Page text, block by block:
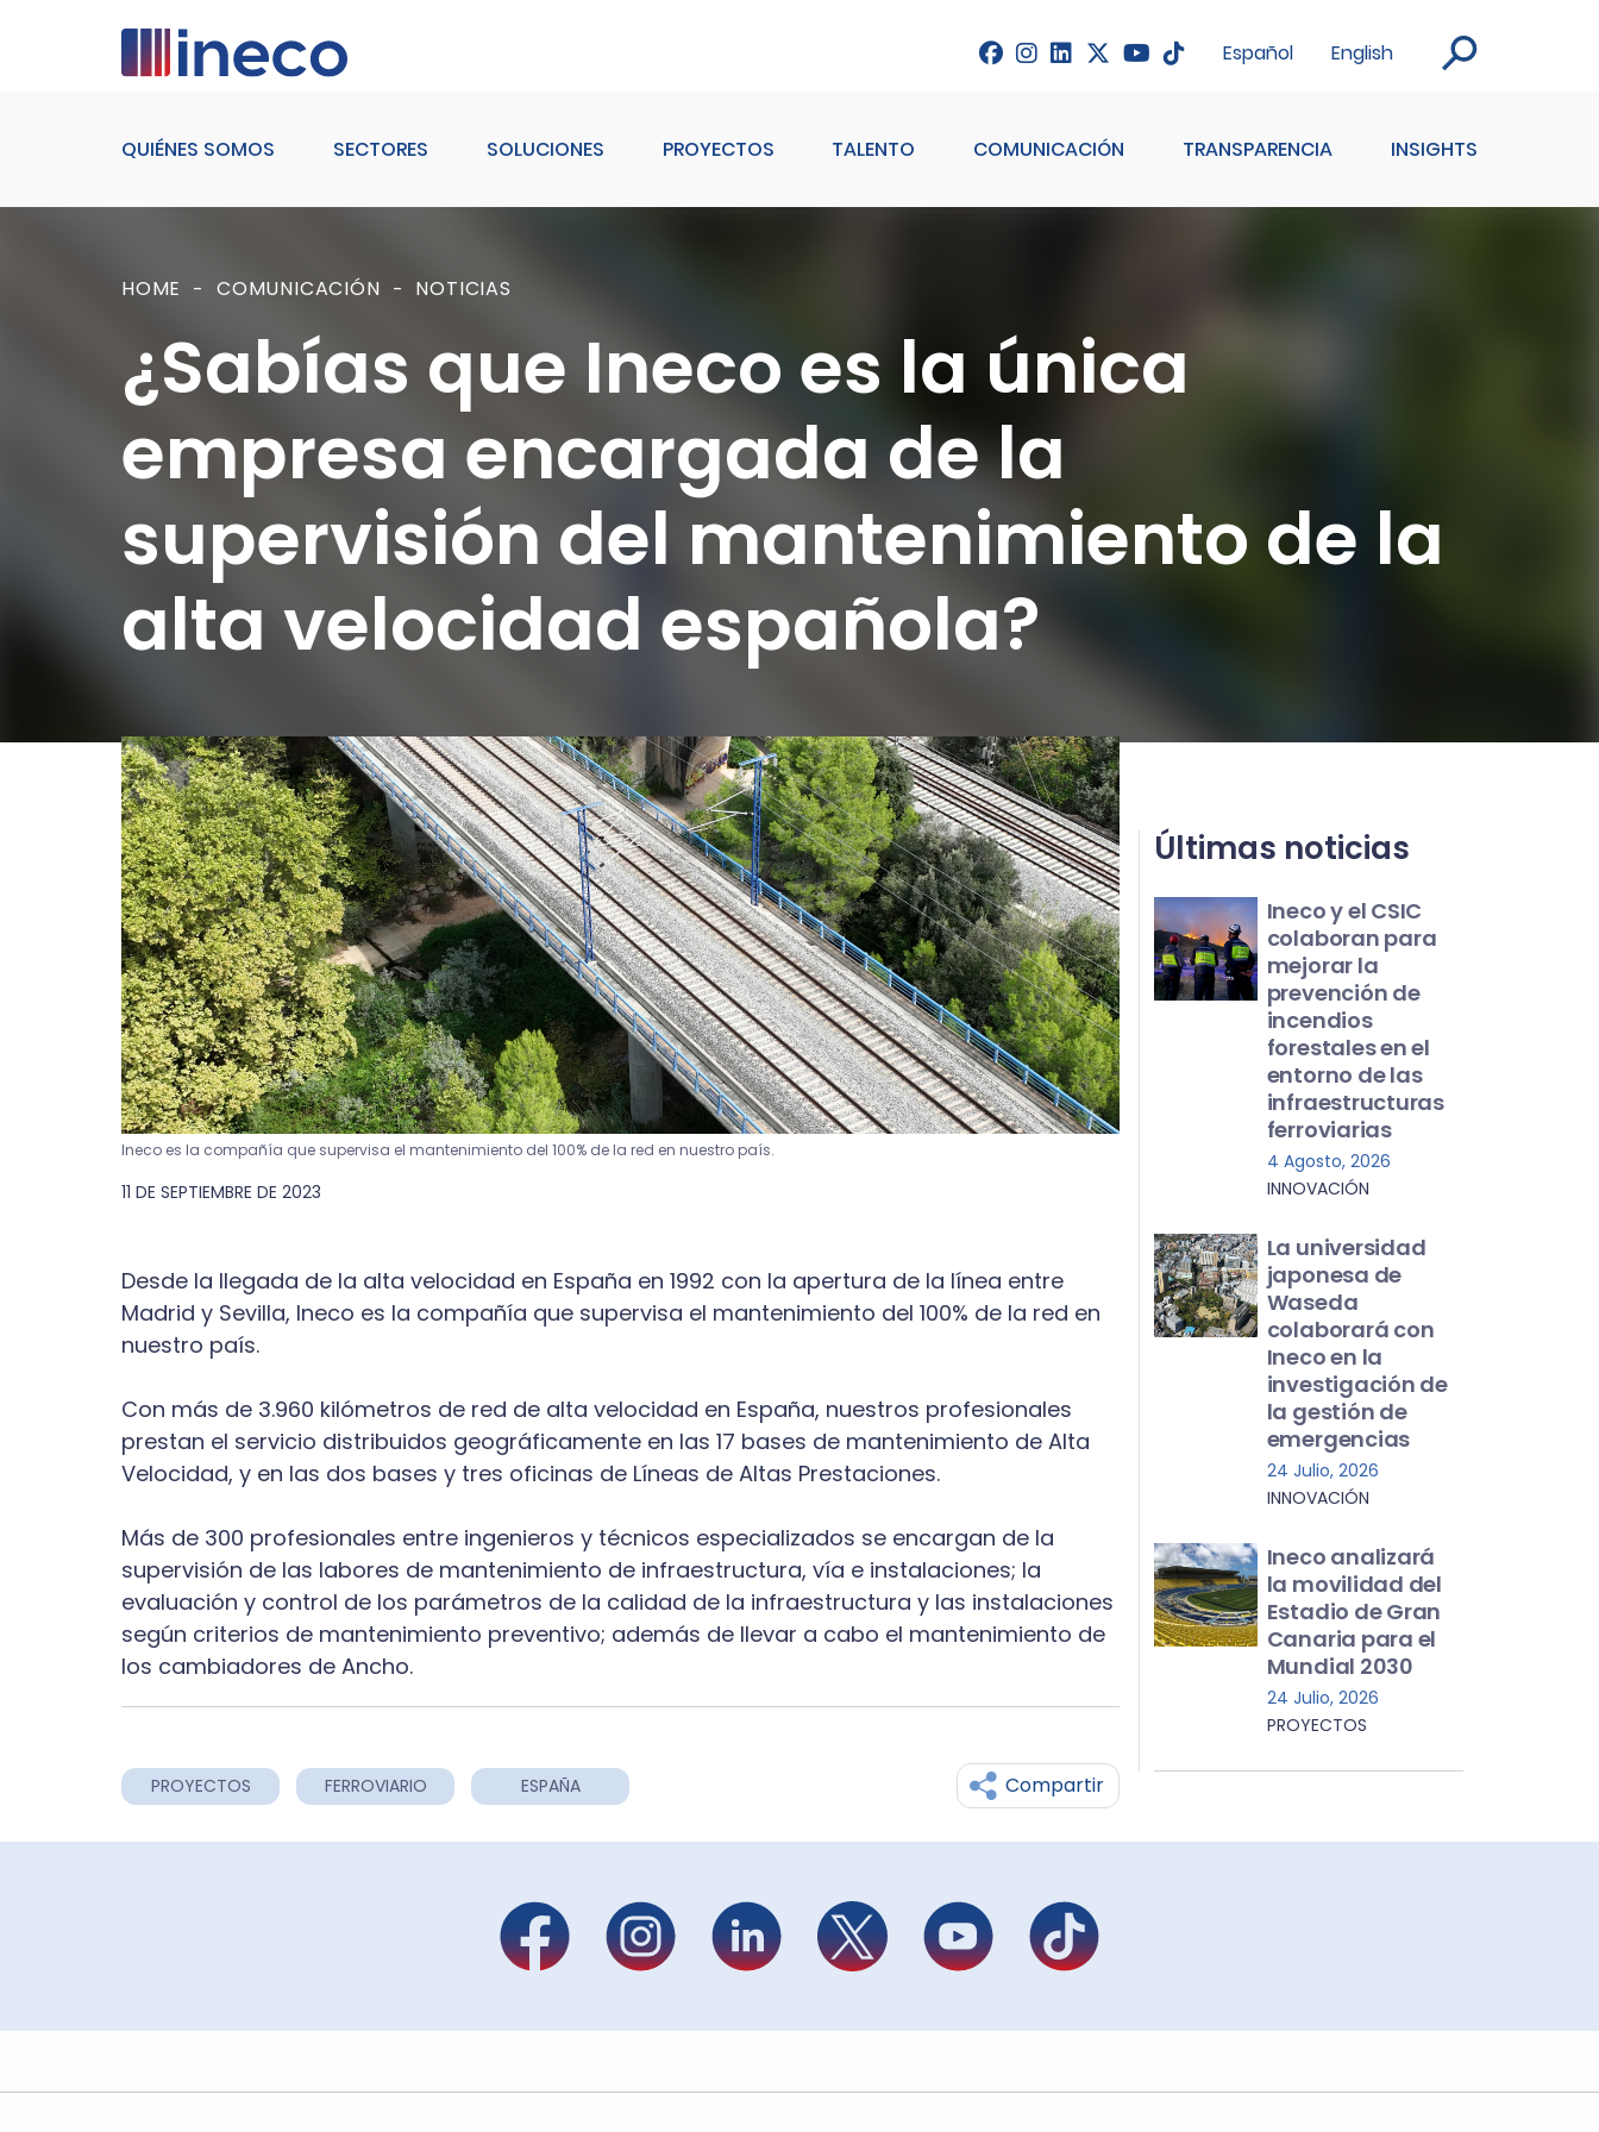
Pasar al contenido principal Español English
QUIÉNES SOMOS SECTORES SOLUCIONES PROYECTOS TALENTO COMUNICACIÓN TRANSPARENCIA INSIGHTS
HOME COMUNICACIÓN NOTICIAS
¿Sabías que Ineco es la única
empresa encargada de la
supervisión del mantenimiento de la
alta velocidad española?
Ineco es la compañía que supervisa el mantenimiento del 100% de la red en nuestro país.
11 DE SEPTIEMBRE DE 2023
Desde la llegada de la alta velocidad en España en 1992 con la apertura de la línea entre
Madrid y Sevilla, Ineco es la compañía que supervisa el mantenimiento del 100% de la red en
nuestro país.
Con más de 3.960 kilómetros de red de alta velocidad en España, nuestros profesionales
prestan el servicio distribuidos geográficamente en las 17 bases de mantenimiento de Alta
Velocidad, y en las dos bases y tres oficinas de Líneas de Altas Prestaciones.
Más de 300 profesionales entre ingenieros y técnicos especializados se encargan de la
supervisión de las labores de mantenimiento de infraestructura, vía e instalaciones; la
evaluación y control de los parámetros de la calidad de la infraestructura y las instalaciones
según criterios de mantenimiento preventivo; además de llevar a cabo el mantenimiento de
los cambiadores de Ancho.
PROYECTOS FERROVIARIO ESPAÑA Compartir
Últimas noticias
Ineco y el CSIC
colaboran para
mejorar la
prevención de
incendios
forestales en el
entorno de las
infraestructuras
ferroviarias
4 Agosto, 2026
INNOVACIÓN
La universidad
japonesa de
Waseda
colaborará con
Ineco en la
investigación de
la gestión de
emergencias
24 Julio, 2026
INNOVACIÓN
Ineco analizará
la movilidad del
Estadio de Gran
Canaria para el
Mundial 2030
24 Julio, 2026
PROYECTOS